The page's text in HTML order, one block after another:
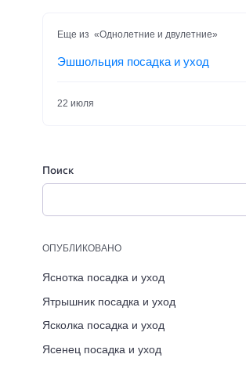
Еще из «Однолетние и двулетние»
Эшшольция посадка и уход
22 июля
Поиск
ОПУБЛИКОВАНО
Яснотка посадка и уход
Ятрышник посадка и уход
Ясколка посадка и уход
Ясенец посадка и уход